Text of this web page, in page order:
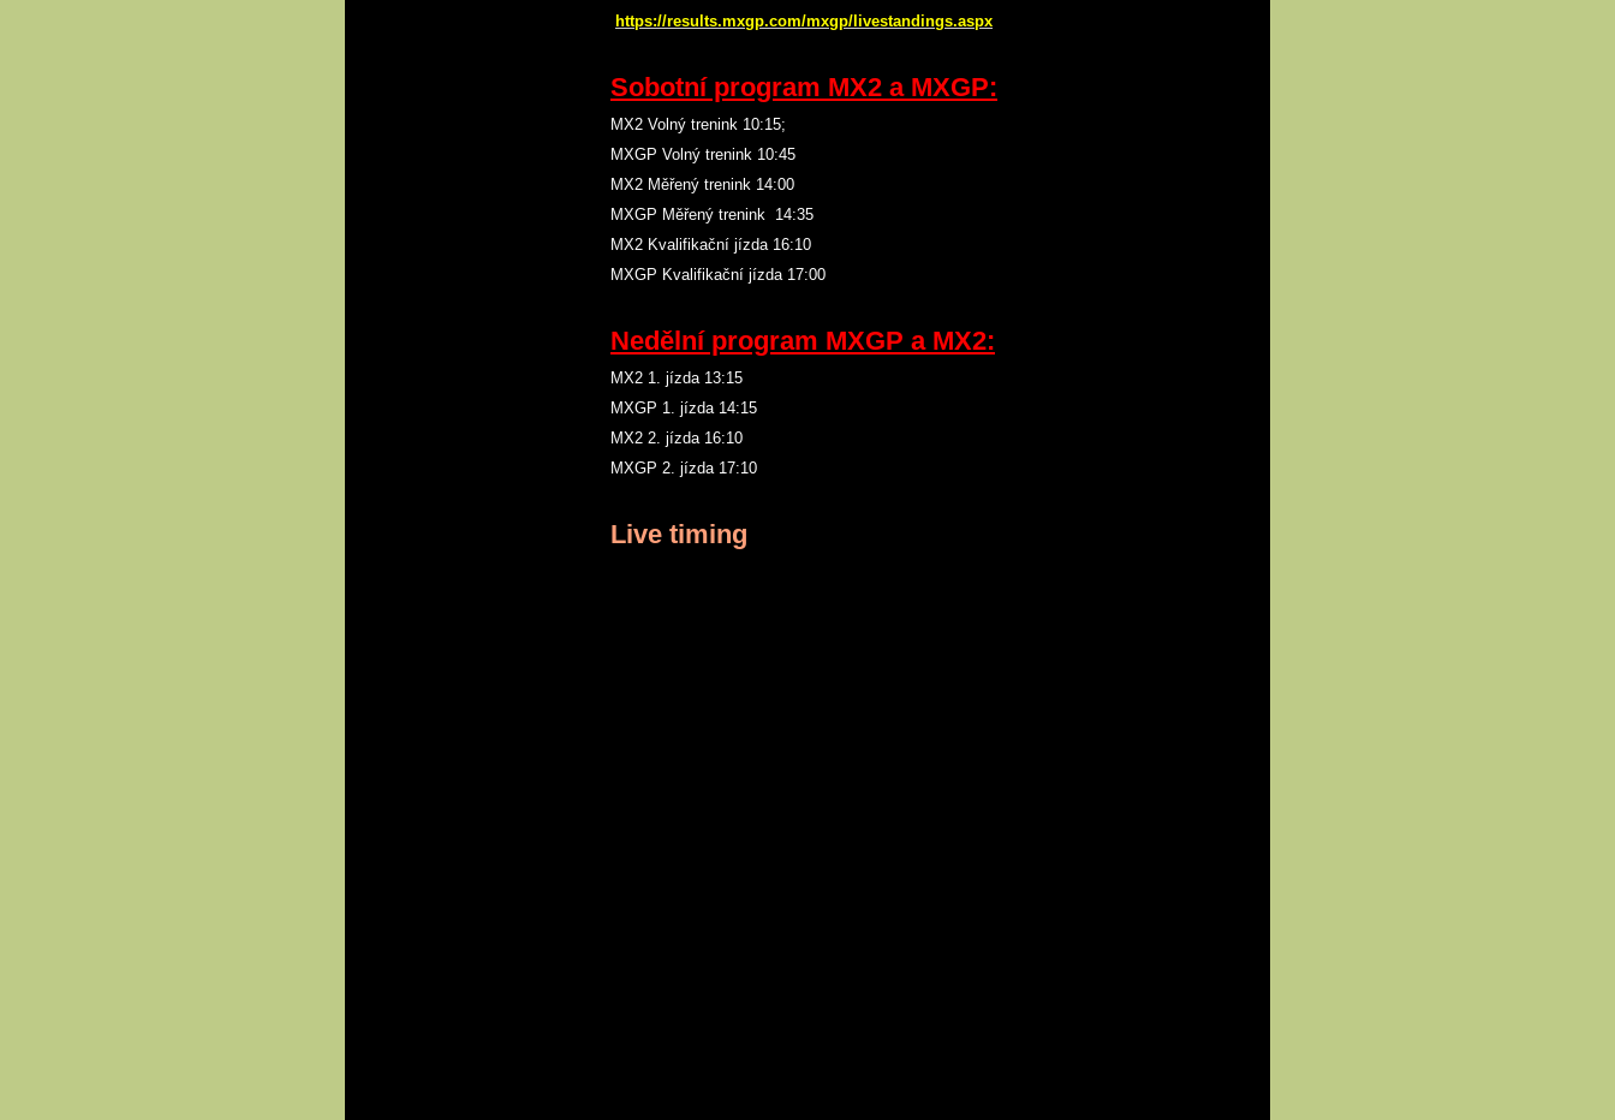
https://results.mxgp.com/mxgp/livestandings.aspx
Sobotní program MX2 a MXGP:
MX2 Volný trenink 10:15;
MXGP Volný trenink 10:45
MX2 Měřený trenink 14:00
MXGP Měřený trenink 14:35
MX2 Kvalifikační jízda 16:10
MXGP Kvalifikační jízda 17:00
Nedělní program MXGP a MX2:
MX2 1. jízda 13:15
MXGP 1. jízda 14:15
MX2 2. jízda 16:10
MXGP 2. jízda 17:10
Live timing